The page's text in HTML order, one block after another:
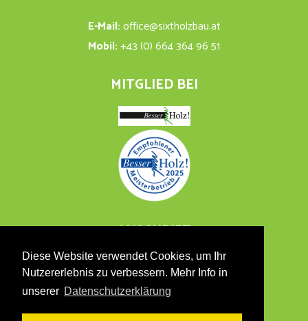
Diese Website verwendet Cookies, um Ihr
Nutzererlebnis zu verbessern. Mehr Info in
unserer Datenschutzerklärung
E-Mail:office@sixtholzbau.at
Mobil:+43 (0) 664 364 96 51
MITGLIED BEI
ANSCHRIFT
Oberrakitsch 53
8480 Mureck, Südsteiermark